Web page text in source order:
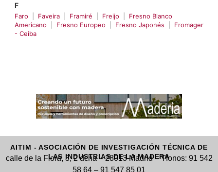
F
Faro Faveira Framiré Freijo
Fresno Blanco
Americano
Fresno Europeo Fresno Japonés
Fromager
- Ceiba
AITIM - ASOCIACIÓN DE INVESTIGACIÓN TÉCNICA DE
LAS INDUSTRIAS DE LA MADERA
calle de la Flora, 3, 2 dcha – 28013 Madrid – Tfonos: 91 542
58 64 – 91 547 85 01